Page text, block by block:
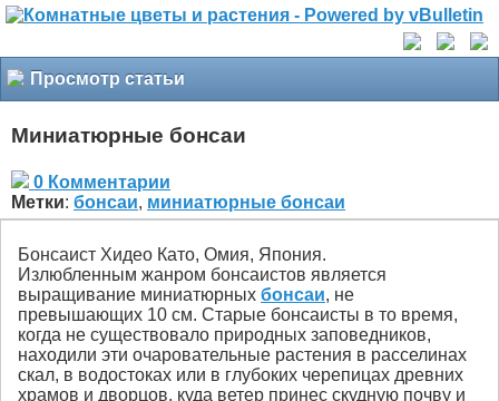
Просмотр статьи
Миниатюрные бонсаи
0 Комментарии
Метки: бонсаи, миниатюрные бонсаи
Бонсаист Хидео Като, Омия, Япония.
Излюбленным жанром бонсаистов является
выращивание миниатюрных бонсаи, не
превышающих 10 см. Старые бонсаисты в то время,
когда не существовало природных заповедников,
находили эти очаровательные растения в расселинах
скал, в водостоках или в глубоких черепицах древних
храмов и дворцов, куда ветер принес скудную почву и